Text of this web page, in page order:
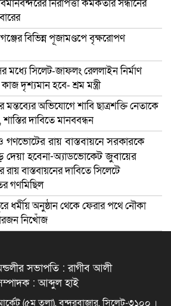
নিরাপত্তা কর্মকর্তার সন্ধানের
বিভিন্ন পূজামণ্ডপে বৃক্ষরোপণ
মধ্যে সিলেট-জাফলং রেললাইন নির্মাণ
দৃশ্যমান হবে- শ্রম মন্ত্রী
অভিযোগে শাবি ছাত্রশক্তি নেতাকে
দাবিতে মানববন্ধন
গণভোটের রায় বাস্তবায়নে সরকারকে
দেয়া হবেনা-অ্যাডভোকেট জুবায়ের
বাস্তবায়নের দাবিতে সিলেটে
গণমিছিল
ধর্মীয় অনুষ্ঠান থেকে ফেরার পথে নৌকা
নিখোঁজ
সভাপতি : রাগীব আলী
: আব্দুল হাই
(৫ম তলা), বন্দরবাজার, সিলেট-৩১০০ ।